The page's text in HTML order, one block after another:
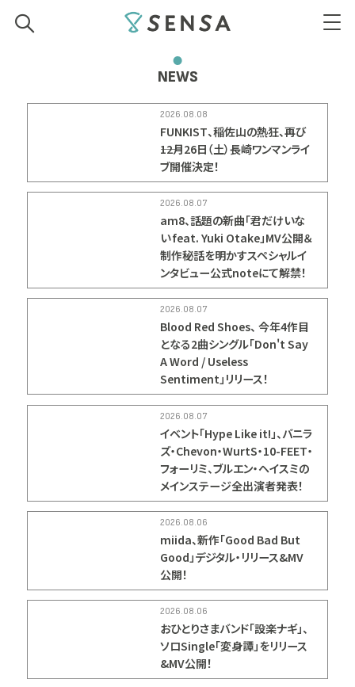
NEWS
2026.08.08
FUNKIST、稲佐山の熱狂、再び
――12月26日（土）長崎ワンマンライ
ブ開催決定！
2026.08.07
am8、話題の新曲「君だけいな
い feat. Yuki Otake」MV公開＆
制作秘話を明かすスペシャルイ
ンタビュー公式noteにて解禁！
2026.08.07
Blood Red Shoes、 今年4作目
となる2曲シングル「Don't Say
A Word / Useless
Sentiment」リリース！
2026.08.07
イベント「Hype Like it!」、バニラ
ズ・Chevon・WurtS・10-FEET・
フォーリミ、ブルエン・ヘイスミの
メインステージ全出演者発表！
2026.08.06
miida、新作「Good Bad But
Good」デジタル・リリース&MV
公開！
2026.08.06
おひとりさまバンド「設楽ナギ」、
ソロSingle「変身譚」をリリース
&MV公開！